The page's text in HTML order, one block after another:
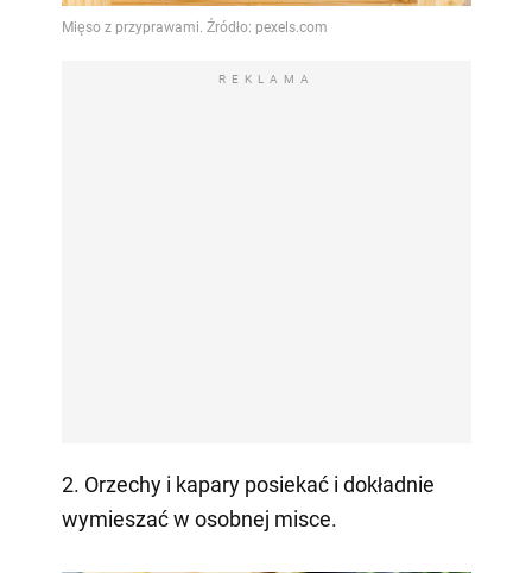
REKLAMA
2. Orzechy i kapary posiekać i dokładnie
wymieszać w osobnej misce.